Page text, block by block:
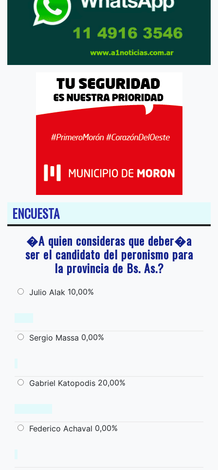
ENCUESTA
�A quien consideras que deber�a
ser el candidato del peronismo para
la provincia de Bs. As.?
Julio Alak 10,00%
Sergio Massa 0,00%
Gabriel Katopodis 20,00%
Federico Achaval 0,00%